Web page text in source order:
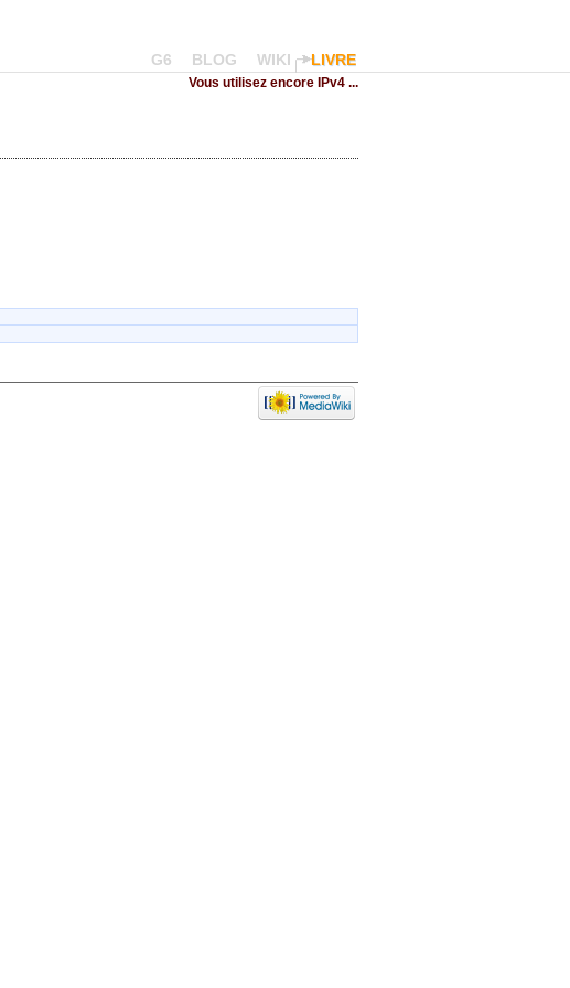
G6 BLOG WIKI LIVRE
Vous utilisez encore IPv4 ...